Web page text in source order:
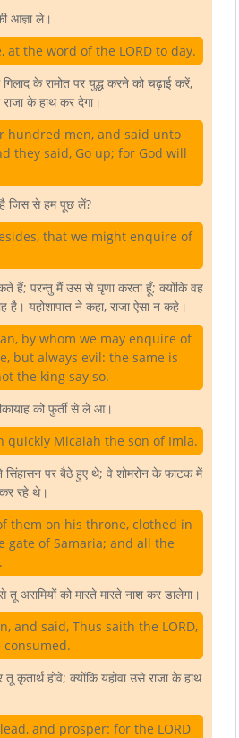
आज्ञा ले।
the word of the LORD to day.
के रामोत पर युद्ध करने को चढ़ाई करें,
के हाथ कर देगा।
hundred men, and said unto
they said, Go up; for God will
है जिस से हम पूछ लें?
that we might enquire of
हैं; परन्तु मैं उस से घृणा करता हूँ; क्योंकि वह
है। यहोशापात ने कहा, राजा ऐसा न कहे।
by whom we may enquire of
but always evil: the same is
the king say so.
को फुर्ती से ले आ।
quickly Micaiah the son of Imla.
सिंहासन पर बैठे हुए थे; वे शोमरोन के फाटक में
रहे थे।
them on his throne, clothed in
of Samaria; and all the
अरामियों को मारते मारते नाश कर डालेगा।
and said, Thus saith the LORD,
होवे; क्योंकि यहोवा उसे राजा के हाथ
and prosper: for the LORD